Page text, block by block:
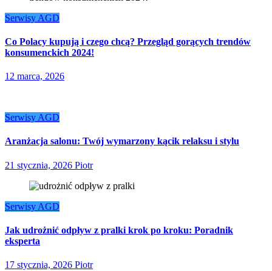
Serwisy AGD
Co Polacy kupują i czego chcą? Przegląd gorących trendów
konsumenckich 2024!
12 marca, 2026
Serwisy AGD
Aranżacja salonu: Twój wymarzony kącik relaksu i stylu
21 stycznia, 2026 Piotr
Serwisy AGD
Jak udrożnić odpływ z pralki krok po kroku: Poradnik
eksperta
17 stycznia, 2026 Piotr